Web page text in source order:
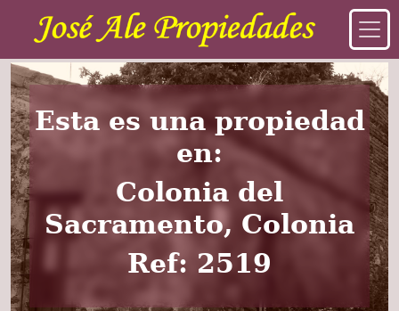
Esta es una propiedad
en:
Colonia del
Sacramento, Colonia
Ref: 2519